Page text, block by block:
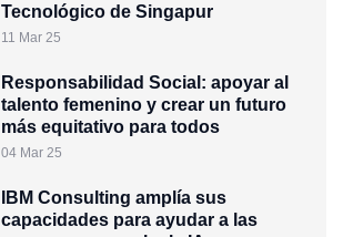
Tecnológico de Singapur
11 Mar 25
Responsabilidad Social: apoyar al
talento femenino y crear un futuro
más equitativo para todos
04 Mar 25
IBM Consulting amplía sus
capacidades para ayudar a las